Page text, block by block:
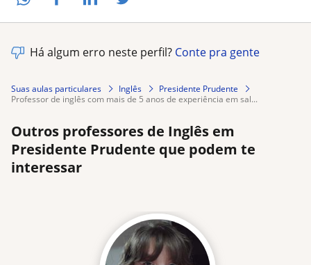
Há algum erro neste perfil? Conte pra gente
Suas aulas particulares Inglês
Presidente Prudente
professor de inglês com mais de 5 anos de experiência em sal...
Outros professores de Inglês em
Presidente Prudente que podem te
interessar